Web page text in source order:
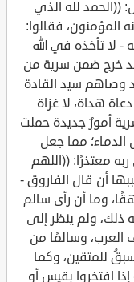
((الحمد لله الذي
المؤمنون، فقالوا:
لا تأخذه في الله
خرج ضمن سرية من
وصاهم سيد القادة
هداة، لا غزاة
أمورٌ جديدة حملت
مما جعل
معتذرًا: ((اللهم
أن قال الفاروق -
وما أن رأى سالم
ذلك، ولم ينظر إلى
العرب، وسالمًا من
للمتقين، وكما
افتخروا بقيسٍ أو